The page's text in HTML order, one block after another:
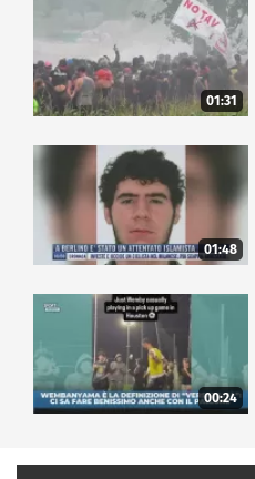
01:31
01:48
00:24